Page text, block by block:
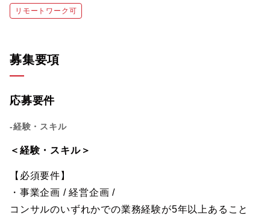
リモートワーク可
募集要項
応募要件
-経験・スキル
＜経験・スキル＞
【必須要件】
・事業企画 / 経営企画 /
コンサルのいずれかでの業務経験が5年以上あること